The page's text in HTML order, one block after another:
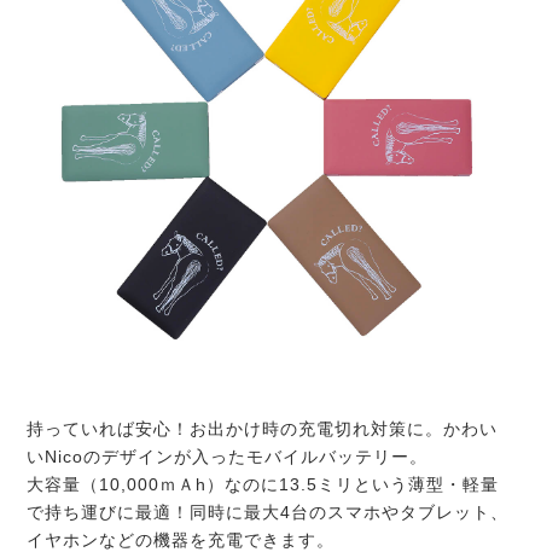
持っていれば安心！お出かけ時の充電切れ対策に。かわい
いNicoのデザインが入ったモバイルバッテリー。
大容量（10,000ｍＡh）なのに13.5ミリという薄型・軽量
で持ち運びに最適！同時に最大4台のスマホやタブレット、
イヤホンなどの機器を充電できます。